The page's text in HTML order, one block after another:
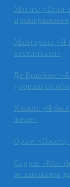
Матич: «Если
Мхитарян: «Я
веселиться»
Де Брюйне: «Я
уровню от
Клопп: «Я был
жене»
Орье:
Сарри: «Мог
испытывать